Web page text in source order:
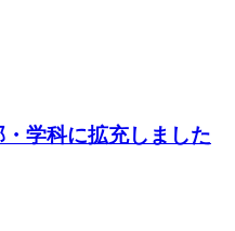
学科に拡充しました